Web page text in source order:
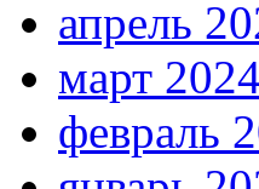
апрель
март
февраль